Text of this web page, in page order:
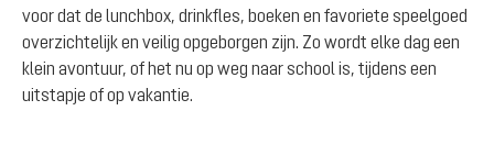
voor dat de lunchbox, drinkfles, boeken en favoriete speelgoed
overzichtelijk en veilig opgeborgen zijn. Zo wordt elke dag een
klein avontuur, of het nu op weg naar school is, tijdens een
uitstapje of op vakantie.